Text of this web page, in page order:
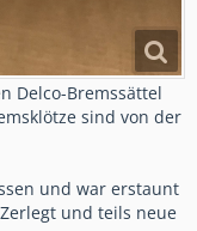
Delco-Bremssättel
sind von der
und war erstaunt
und teils neue